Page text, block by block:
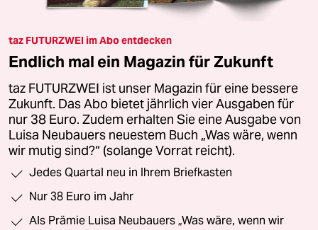
taz FUTURZWEI im Abo entdecken
Endlich mal ein Magazin für Zukunft
taz FUTURZWEI ist unser Magazin für eine bessere
Zukunft. Das Abo bietet jährlich vier Ausgaben für
nur 38 Euro. Zudem erhalten Sie eine Ausgabe von
Luisa Neubauers neuestem Buch „Was wäre, wenn
wir mutig sind?“ (solange Vorrat reicht).
Jedes Quartal neu in Ihrem Briefkasten
Nur 38 Euro im Jahr
Als Prämie Luisa Neubauers „Was wäre, wenn wir